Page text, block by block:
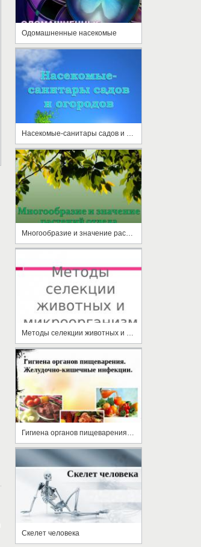
Одомашненные насекомые
Многообразие и значение растений отдела покрытосеменных
Методы селекции животных и микроорганизмов
Гигиена органов пищеварения. Желудочно-кишечные инфекции
Скелет человека